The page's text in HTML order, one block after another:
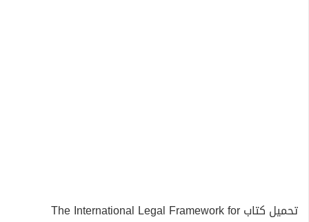
تحميل كتاب The International Legal Framework for